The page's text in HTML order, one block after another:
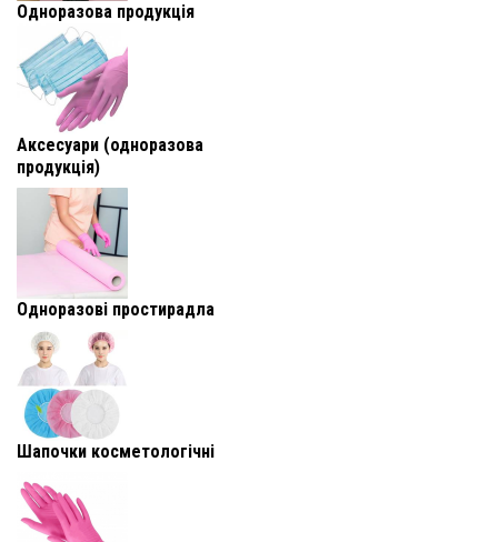
Одноразова продукція
Аксесуари (одноразова
продукція)
Одноразові простирадла
Шапочки косметологічні